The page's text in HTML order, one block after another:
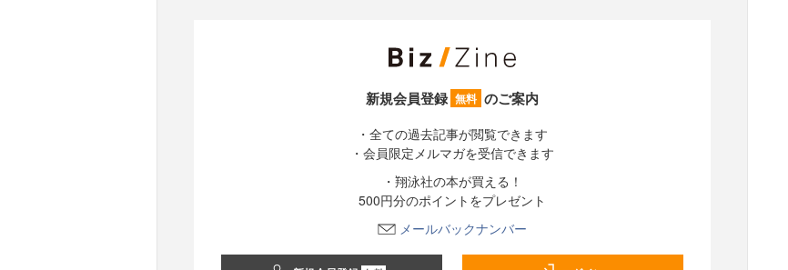
新規会員登録 無料 のご案内
・全ての過去記事が閲覧できます
・会員限定メルマガを受信できます
・翔泳社の本が買える！
500円分のポイントをプレゼント
メールバックナンバー